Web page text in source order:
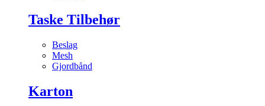
Taske Tilbehør
Beslag
Mesh
Gjordbånd
Karton